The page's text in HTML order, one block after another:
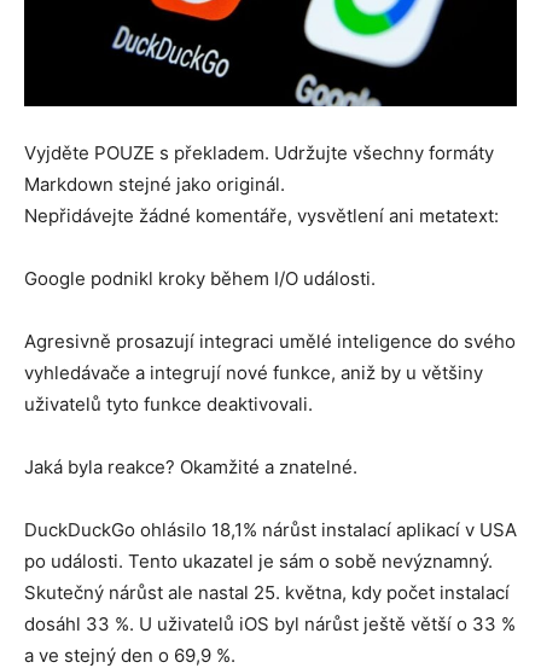
Vyjděte POUZE s překladem. Udržujte všechny formáty
Markdown stejné jako originál.
Nepřidávejte žádné komentáře, vysvětlení ani metatext:
Google podnikl kroky během I/O události.
Agresivně prosazují integraci umělé inteligence do svého
vyhledávače a integrují nové funkce, aniž by u většiny
uživatelů tyto funkce deaktivovali.
Jaká byla reakce? Okamžité a znatelné.
DuckDuckGo ohlásilo 18,1% nárůst instalací aplikací v USA
po události. Tento ukazatel je sám o sobě nevýznamný.
Skutečný nárůst ale nastal 25. května, kdy počet instalací
dosáhl 33 %. U uživatelů iOS byl nárůst ještě větší o 33 %
a ve stejný den o 69,9 %.